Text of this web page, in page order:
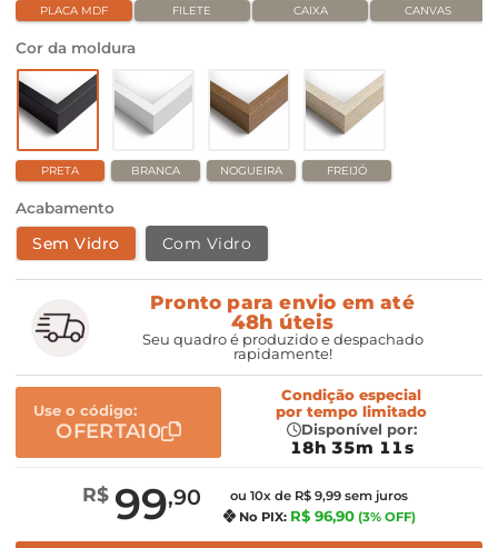
PLACA MDF FILETE CAIXA CANVAS
Cor da moldura
PRETA BRANCA NOGUEIRA FREIJÓ
Acabamento
Sem Vidro Com Vidro
Pronto para envio em até
48h úteis
Seu quadro é produzido e despachado
rapidamente!
Use o código:
OFERTA10
Condição especial
por tempo limitado
Disponível por:
18h 35m 10s
R$ 99,90
ou 10x de R$ 9,99 sem juros
No PIX: R$ 96,90 (3% OFF)